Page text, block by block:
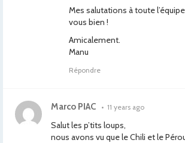
Mes salutations à toute
vous bien !
Amicalement.
Manu
Répondre
Marco PIAC • 11 years ago
Salut les p’tits loups,
nous avons vu que le Chili et le